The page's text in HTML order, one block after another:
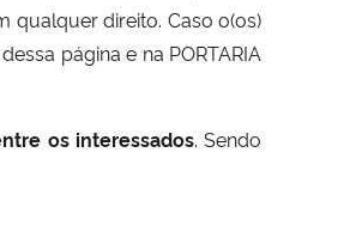
qualquer direito. Caso o(os)
página e na PORTARIA
os interessados. Sendo